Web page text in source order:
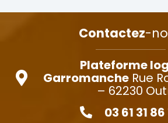
Contactez-
Plateforme
GarromancheRue
– 62230
03 61 31